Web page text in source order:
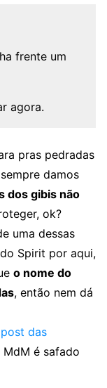
frente um
agora.
pras pedradas
damos
dos gibis não
ok?
uma dessas
Spirit por aqui,
o nome do
, então nem dá
post das
é safado